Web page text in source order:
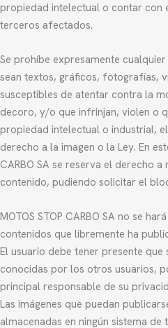
propiedad intelectual o contar con
terceros afectados.
Se prohíbe expresamente
sean textos, gráficos, fotografías,
susceptibles de atentar contra la
decoro, y/o que infrinjan, violen o
propiedad intelectual o industrial, el
derecho a la imagen o la Ley. En
CARBO SA se reserva el derecho
contenido, pudiendo solicitar el
MOTOS STOP CARBO SA no se
contenidos que libremente ha
El usuario debe tener presente que
conocidas por los otros usuarios,
principal responsable de su
Las imágenes que puedan
almacenadas en ningún sistema